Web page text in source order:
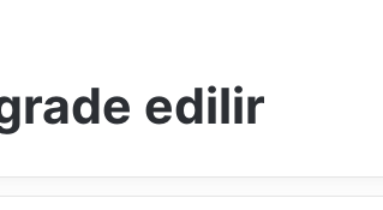
edilir